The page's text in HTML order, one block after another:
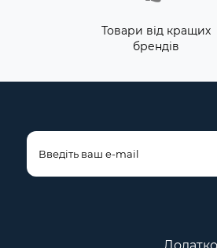
Товари від кращих
брендів